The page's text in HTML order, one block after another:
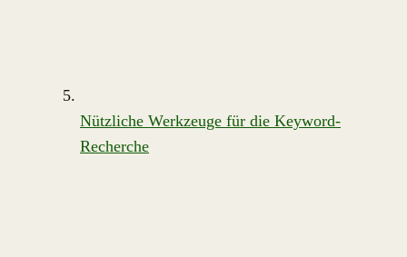
Nützliche Werkzeuge für die Keyword-
Recherche